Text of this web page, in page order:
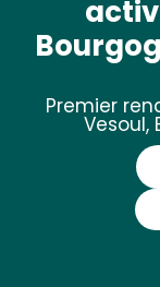
Premier
Vesoul,